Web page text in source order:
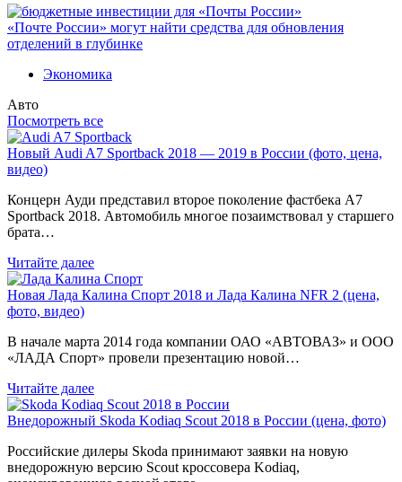
«Почте России» могут найти средства для обновления
отделений в глубинке
Экономика
Авто
Посмотреть все
Новый Audi A7 Sportback 2018 — 2019 в России (фото, цена,
видео)
Концерн Ауди представил второе поколение фастбека A7
Sportback 2018. Автомобиль многое позаимствовал у старшего
брата…
Читайте далее
Новая Лада Калина Спорт 2018 и Лада Калина NFR 2 (цена,
фото, видео)
В начале марта 2014 года компании ОАО «АВТОВАЗ» и ООО
«ЛАДА Спорт» провели презентацию новой…
Читайте далее
Внедорожный Skoda Kodiaq Scout 2018 в России (цена, фото)
Российские дилеры Skoda принимают заявки на новую
внедорожную версию Scout кроссовера Kodiaq,